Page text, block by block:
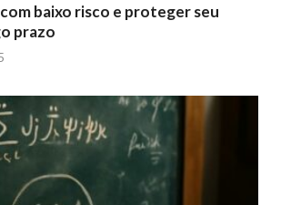
baixo risco e proteger seu
prazo